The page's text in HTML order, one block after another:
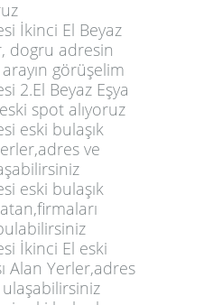
İkinci El Beyaz
dogru adresin
arayın görüşelim
2.El Beyaz Eşya
spot alıyoruz
eski bulaşık
ve
eski bulaşık
İkinci El eski
Alan Yerler,adres